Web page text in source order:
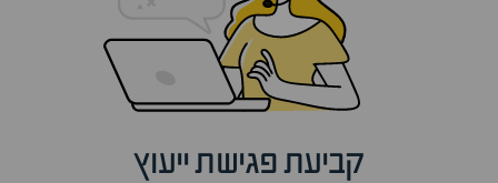
קביעת פגישת ייעוץ